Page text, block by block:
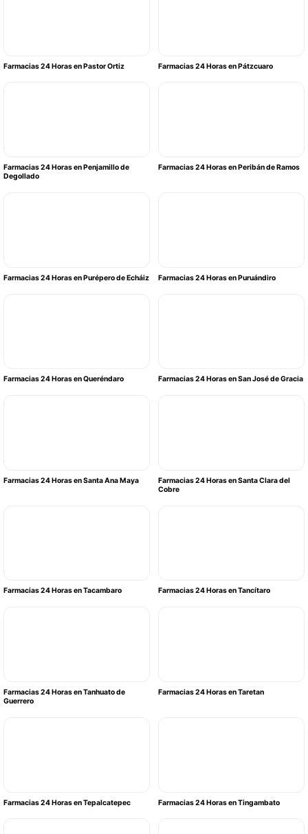
Farmacias 24 Horas en Pastor Ortiz Farmacias 24 Horas en Pátzcuaro
Farmacias 24 Horas en Penjamillo de
Degollado
Farmacias 24 Horas en Peribán de Ramos
Farmacias 24 Horas en Purépero de Echáiz Farmacias 24 Horas en Puruándiro
Farmacias 24 Horas en Queréndaro Farmacias 24 Horas en San José de Gracia
Farmacias 24 Horas en Santa Ana Maya
Farmacias 24 Horas en Santa Clara del
Cobre
Farmacias 24 Horas en Tacambaro Farmacias 24 Horas en Tancítaro
Farmacias 24 Horas en Tanhuato de
Guerrero
Farmacias 24 Horas en Taretan
Farmacias 24 Horas en Tepalcatepec Farmacias 24 Horas en Tingambato